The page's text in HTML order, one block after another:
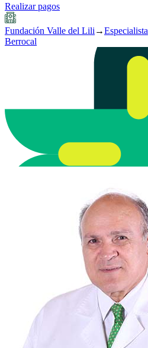
Realizar pagos
Fundación Valle del Lili →Especialista
Berrocal